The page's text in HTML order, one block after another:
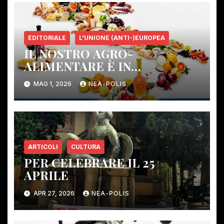
EDITORIALE L'UNIONE (ANTI-)EUROPEA
IL NOSTRO AGRO-
ALIMENTARE È IN
PERICOLO!
MAG 1, 2026 NEA-POLIS
ARTICOLI CULTURA
PER CELEBRARE IL 25
APRILE
APR 27, 2026 NEA-POLIS